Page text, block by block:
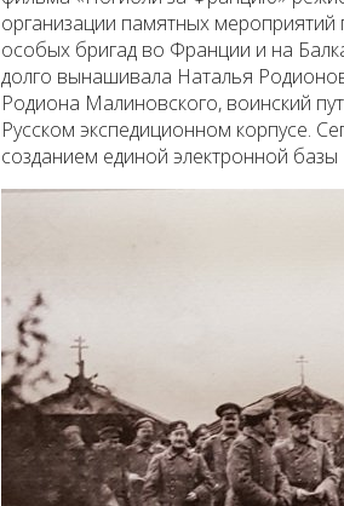
организации памятных
особых бригад во Франции и на
долго вынашивала Наталья
Родиона Малиновского, воинский
Русском экспедиционном корпусе.
созданием единой электронной